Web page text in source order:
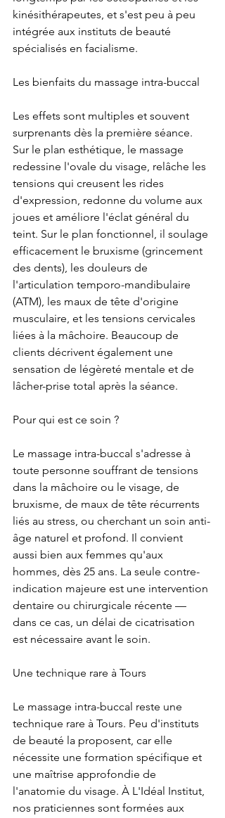
kinésithérapeutes, et s'est peu à peu
intégrée aux instituts de beauté
spécialisés en facialisme.
Les bienfaits du massage intra-buccal
Les effets sont multiples et souvent
surprenants dès la première séance.
Sur le plan esthétique, le massage
redessine l'ovale du visage, relâche les
tensions qui creusent les rides
d'expression, redonne du volume aux
joues et améliore l'éclat général du
teint. Sur le plan fonctionnel, il soulage
efficacement le bruxisme (grincement
des dents), les douleurs de
l'articulation temporo-mandibulaire
(ATM), les maux de tête d'origine
musculaire, et les tensions cervicales
liées à la mâchoire. Beaucoup de
clients décrivent également une
sensation de légèreté mentale et de
lâcher-prise total après la séance.
Pour qui est ce soin ?
Le massage intra-buccal s'adresse à
toute personne souffrant de tensions
dans la mâchoire ou le visage, de
bruxisme, de maux de tête récurrents
liés au stress, ou cherchant un soin anti-
âge naturel et profond. Il convient
aussi bien aux femmes qu'aux
hommes, dès 25 ans. La seule contre-
indication majeure est une intervention
dentaire ou chirurgicale récente —
dans ce cas, un délai de cicatrisation
est nécessaire avant le soin.
Une technique rare à Tours
Le massage intra-buccal reste une
technique rare à Tours. Peu d'instituts
de beauté la proposent, car elle
nécessite une formation spécifique et
une maîtrise approfondie de
l'anatomie du visage. À L'Idéal Institut,
nos praticiennes sont formées aux